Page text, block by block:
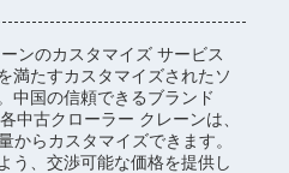
ンのカスタマイズ サービス
満たすカスタマイズされたソ
中国の信頼できるブランド
中古クローラー クレーンは、
からカスタマイズできます。
う、交渉可能な価格を提供し